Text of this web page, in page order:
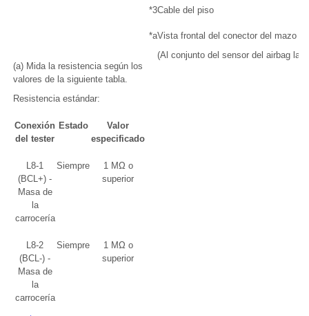
(a) Mida la resistencia según los
valores de la siguiente tabla.
Resistencia estándar:
Conexión
del tester
Estado
Valor
especificado
L8-1
(BCL+) -
Masa de
la
carrocería
Siempre
1 MΩ o
superior
L8-2
(BCL-) -
Masa de
la
carrocería
Siempre
1 MΩ o
superior
*3Cable del piso
*aVista frontal del conector del mazo
(Al conjunto del sensor del airbag